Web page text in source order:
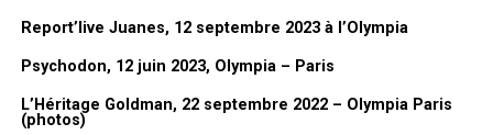
dessins du plateau parce que quand
280 je crois. Donc ça fait beaucoup.
J’en ai choisi quelques-uns que
Report’live Juanes, 12 septembre 2023 à l’Olympia
Psychodon, 12 juin 2023, Olympia – Paris
L’Héritage Goldman, 22 septembre 2022 – Olympia Paris
(photos)